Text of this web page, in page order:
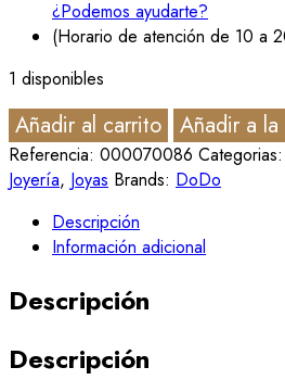
¿Podemos ayudarte?
(Horario de atención de 10 a
1 disponibles
Añadir al carrito Añadir a
Referencia: 000070086 Categorias:
Joyería, Joyas Brands: DoDo
Descripción
Información adicional
Descripción
Descripción